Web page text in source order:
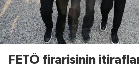
FETÖ firarisinin